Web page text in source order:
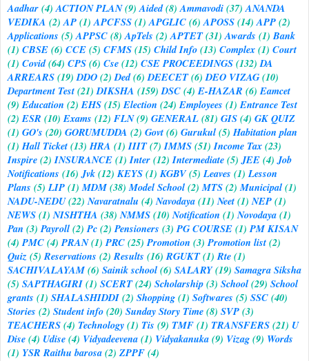
Aadhar(4) ACTION PLAN(9) Aided(8) Ammavodi(37) ANANDA
VEDIKA (2) AP(1) APCFSS(1) APGLIC(6) APOSS(14) APP(2)
Applications (5) APPSC(8) ApTels (2) APTET(31) Awards (1) Bank
(1) CBSE(6) CCE(5) CFMS(15) Child Info(13) Complex(1) Court
(1) Covid(64) CPS(6) Cse(12) CSE PROCEEDINGS(132) DA
ARREARS(19) DDO(2) Ded(6) DEECET(6) DEO VIZAG(10)
Department Test(21) DIKSHA (159) DSC(4) E-HAZAR (6) Eamcet
(9) Education (2) EHS(15) Election (24) Employees (1) Entrance Test
(2) ESR (10) Exams (12) FLN(9) GENERAL(81) GIS(4) GK QUIZ
(1) GO's (20) GORUMUDDA (2) Govt(6) Gurukul(5) Habitation plan
(1) Hall Ticket(13) HRA (1) IIIT(7) IMMS(51) Income Tax(23)
Inspire(2) INSURANCE(1) Inter(12) Intermediate(5) JEE(4) Job
Notifications (16) Jvk(12) KEYS(1) KGBV(5) Leaves (1) Lesson
Plans (5) LIP(1) MDM(38) Model School(2) MTS(2) Municipal(1)
NADU-NEDU(22) Navaratnalu (4) Navodaya(11) Neet(1) NEP(1)
NEWS(1) NISHTHA (38) NMMS(10) Notification (1) Novodaya(1)
Pan (3) Payroll(2) Pc(2) Pensioners (3) PG COURSE(1) PM KISAN
(4) PMC(4) PRAN(1) PRC(25) Promotion (3) Promotion list(2)
Quiz(5) Reservations (2) Results (16) RGUKT(1) Rte(1)
SACHIVALAYAM(6) Sainik school(6) SALARY(19) Samagra Siksha
(5) SAPTHAGIRI(1) SCERT(24) Scholarship(3) School(29) School
grants (1) SHALASHIDDI(2) Shopping(1) Softwares (5) SSC(40)
Stories (2) Student info(20) Sunday Story Time(8) SVP(3)
TEACHERS(4) Technology(1) Tis (9) TMF(1) TRANSFERS(21) U
Dise(4) Udise(4) Vidyadeevena(1) Vidyakanuka(9) Vizag(9) Words
(1) YSR Raithu barosa(2) ZPPF(4)